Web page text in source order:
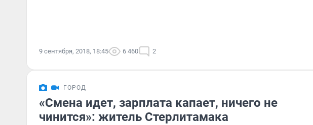
9 сентября, 2018, 18:45 6 460 2
ГОРОД
«Смена идет, зарплата капает, ничего не
чинится»: житель Стерлитамака